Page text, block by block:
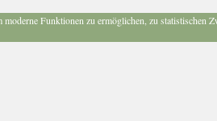
moderne Funktionen zu ermöglichen, zu